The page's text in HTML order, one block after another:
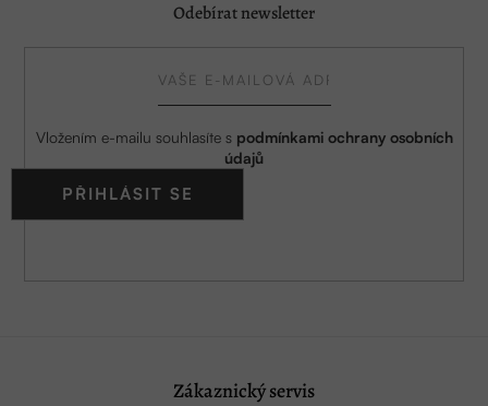
Odebírat newsletter
Vložením e-mailu souhlasíte s podmínkami ochrany osobních
údajů
PŘIHLÁSIT SE
Zákaznický servis